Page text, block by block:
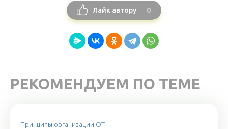
Лайк автору 0
РЕКОМЕНДУЕМ ПО ТЕМЕ
Принципы организации ОТ